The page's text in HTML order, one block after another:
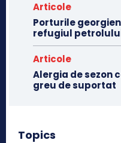
Articole
Porturile
refugiul
Articole
Alergia de sezon
greu de suportat
Topics